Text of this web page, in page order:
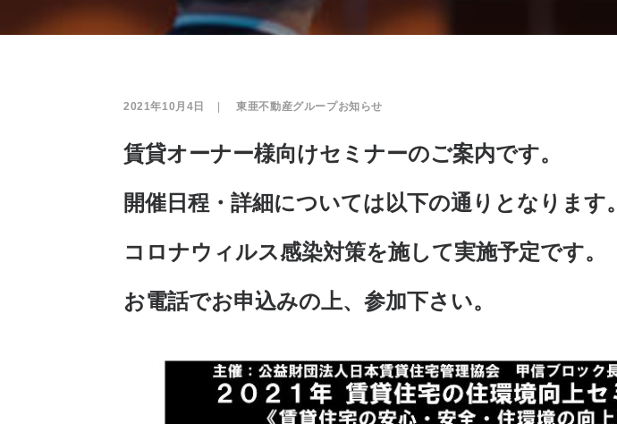
2021年10月4日 ­東亜不動産グループお知らせ
賃貸オーナー様向けセミナーのご案内です。
開催日程・詳細については以下の通りとなります。
コロナウィルス感染対策を施して実施予定です。
お電話でお申込みの上、参加下さい。